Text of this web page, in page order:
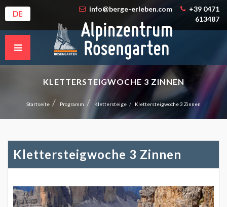
DE
info@berge-erleben.com
+39 0471
613487
KLETTERSTEIGWOCHE 3 ZINNEN
Startseite Programm Klettersteige Klettersteigwoche 3 Zinnen
Klettersteigwoche 3 Zinnen